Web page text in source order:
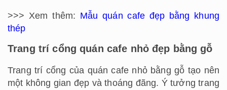
>>> Xem thêm: Mẫu quán cafe đẹp bằng khung
thép
Trang trí cổng quán cafe nhỏ đẹp bằng gỗ
Trang trí cổng của quán cafe nhỏ bằng gỗ tạo nên
một không gian đẹp và thoáng đãng. Ý tưởng trang